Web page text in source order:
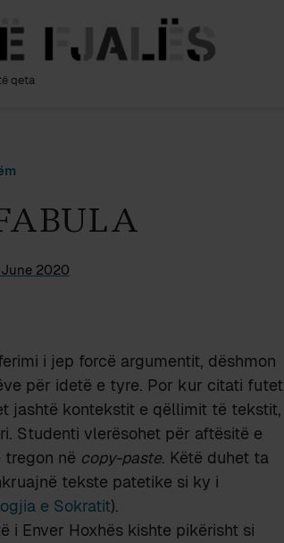
qeta
2020
i jep forcë argumentit, dëshmon
për idetë e tyre. Por kur citati futet
jashtë kontekstit e qëllimit të tekstit,
Studenti vlerësohet për aftësitë e
tregon në copy-paste. Këtë duhet ta
tekste patetike si ky i
e Sokratit).
i Enver Hoxhës kishte pikërisht si